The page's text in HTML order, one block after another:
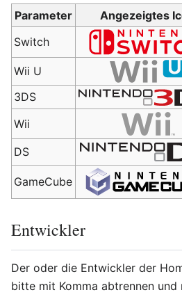
Parameter
Angezeigtes
Switch
Wii U
3DS
Wii
DS
GameCube
Entwickler
Der oder die Entwickler der
bitte mit Komma abtrennen